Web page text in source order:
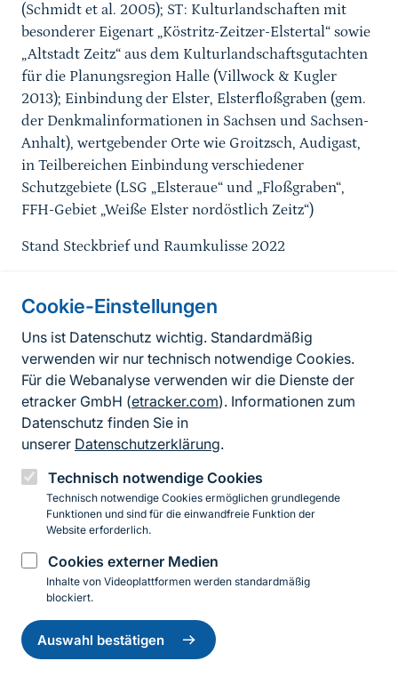
Cookie-Einstellungen
Uns ist Datenschutz wichtig. Standardmäßig
verwenden wir nur technisch notwendige Cookies.
Für die Webanalyse verwenden wir die Dienste der
etracker GmbH (etracker.com). Informationen zum
Datenschutz finden Sie in
unserer Datenschutzerklärung.
Technisch notwendige Cookies
Technisch notwendige Cookies ermöglichen grundlegende
Funktionen und sind für die einwandfreie Funktion der
Website erforderlich.
Cookies externer Medien
Inhalte von Videoplattformen werden standardmäßig
blockiert.
Auswahl bestätigen
Einwilligung
zurückziehen
(Schmidt et al. 2005); ST: Kulturlandschaften mit
besonderer Eigenart „Köstritz-Zeitzer-Elstertal“ sowie
„Altstadt Zeitz“ aus dem Kulturlandschaftsgutachten
für die Planungsregion Halle (Villwock & Kugler
2013); Einbindung der Elster, Elsterfloßgraben (gem.
der Denkmalinformationen in Sachsen und Sachsen-
Anhalt), wertgebender Orte wie Groitzsch, Audigast,
in Teilbereichen Einbindung verschiedener
Schutzgebiete (LSG „Elsteraue“ und „Floßgraben“,
FFH-Gebiet „Weiße Elster nordöstlich Zeitz“)
Stand Steckbrief und Raumkulisse 2022
Informationen zur Seite
FußzeileKontakt zum BfN
Kontaktformular
Erklärung zur Barrierefreiheit
Impressum
Datenschutz
InstagramFacebookYouTubeLinkedIn
© 2026 Bundesamt für Naturschutz